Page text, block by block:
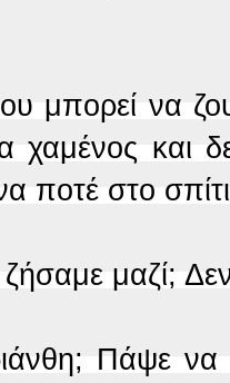
μπορεί να
χαμένος και
ποτέ στο
μαζί;
Πάψε να